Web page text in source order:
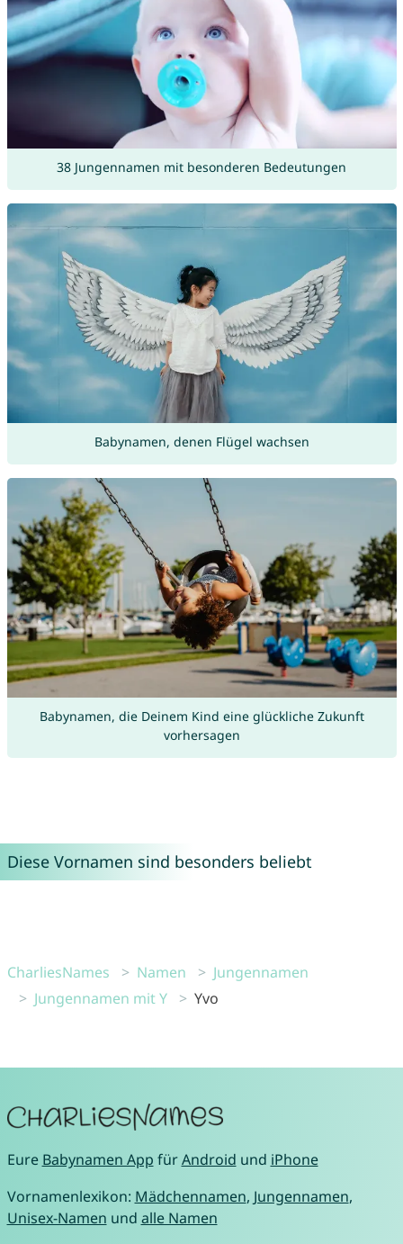
38 Jungennamen mit besonderen Bedeutungen
Babynamen, denen Flügel wachsen
Babynamen, die Deinem Kind eine glückliche Zukunft
vorhersagen
Diese Vornamen sind besonders beliebt
CharliesNames Namen
Jungennamen
Jungennamen mit Y
Yvo
Eure Babynamen App fürAndroid und iPhone
Vornamenlexikon: Mädchennamen, Jungennamen,
Unisex-Namen und alle Namen